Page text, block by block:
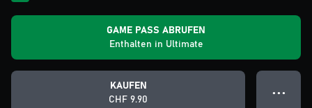
GAME PASS ABRUFEN
Enthalten in Ultimate
KAUFEN
CHF 9.90
● ● ●